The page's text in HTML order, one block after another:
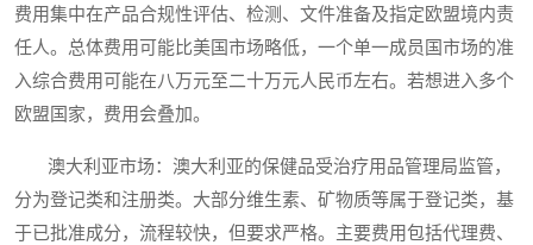
费用集中在产品合规性评估、检测、文件准备及指定欧盟境内责
任人。总体费用可能比美国市场略低，一个单一成员国市场的准
入综合费用可能在八万元至二十万元人民币左右。若想进入多个
欧盟国家，费用会叠加。
澳大利亚市场：澳大利亚的保健品受治疗用品管理局监管，
分为登记类和注册类。大部分维生素、矿物质等属于登记类，基
于已批准成分，流程较快，但要求严格。主要费用包括代理费、